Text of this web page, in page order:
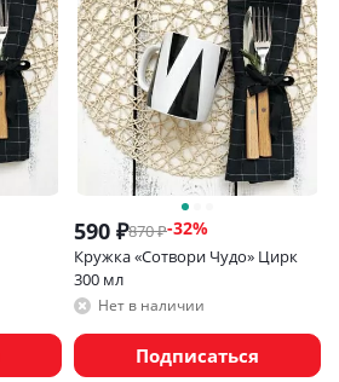
590 ₽870₽-32%
Кружка «Сотвори Чудо» Цирк
300 мл
Нет в наличии
Подписаться